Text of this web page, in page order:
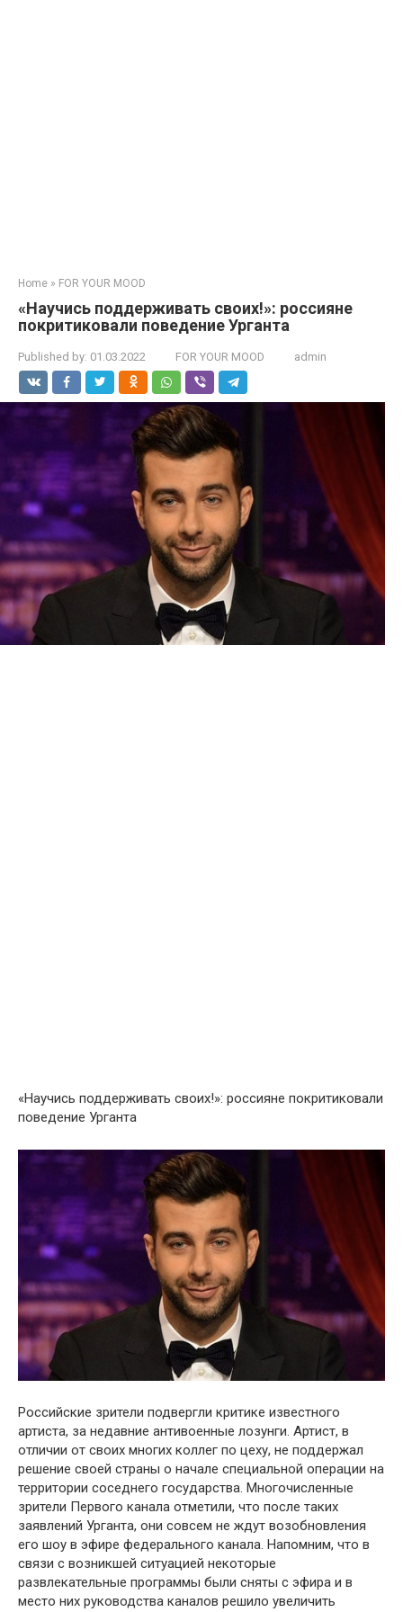
Home » FOR YOUR MOOD
«Научись поддерживать своих!»: россияне
покритиковали поведение Урганта
Published by: 01.03.2022 FOR YOUR MOOD admin
«Научись поддерживать своих!»: россияне покритиковали
поведение Урганта
Российские зрители подвергли критике известного
артиста, за недавние антивоенные лозунги. Артист, в
отличии от своих многих коллег по цеху, не поддержал
решение своей страны о начале специальной операции на
территории соседнего государства. Многочисленные
зрители Первого канала отметили, что после таких
заявлений Урганта, они совсем не ждут возобновления
его шоу в эфире федерального канала. Напомним, что в
связи с возникшей ситуацией некоторые
развлекательные программы были сняты с эфира и в
место них руководства каналов решило увеличить